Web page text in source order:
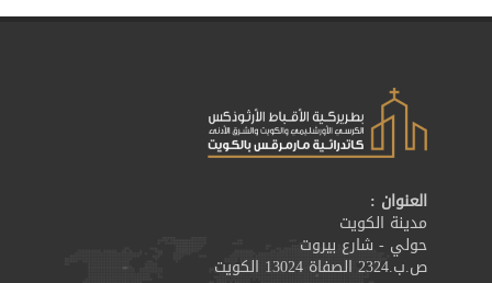
العنوان :
مدينة الكويت
حولي - شارع بيروت
ص.ب.2324 الصفاة 13024 الكويت